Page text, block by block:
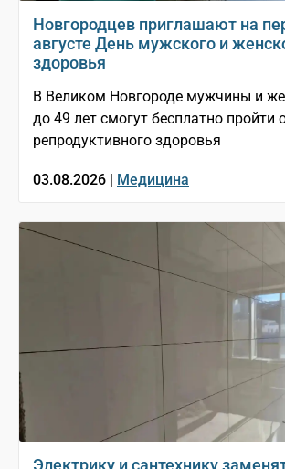
Новгородцев приглашают на
августе День мужского и
здоровья
В Великом Новгороде мужчины и
до 49 лет смогут бесплатно пройти
репродуктивного здоровья
03.08.2026 | Медицина